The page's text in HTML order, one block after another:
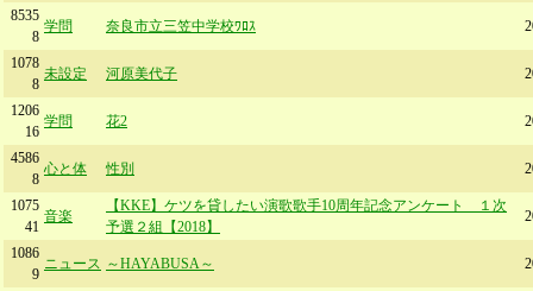
8535
8
学問 奈良市立三笠中学校ﾜﾛｽ
1078
8
未設定 河原美代子
1206
16
学問 花2
4586
8
心と体 性別
1075
41
音楽
【KKE】ケツを貸したい演歌歌手10周年記念アンケート １次
予選２組【2018】
1086
9
ニュース ～HAYABUSA～